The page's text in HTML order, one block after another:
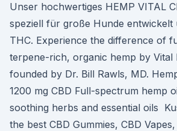
Unser hochwertiges HEMP VITAL
speziell für große Hunde entwickelt
THC. Experience the difference of
terpene-rich, organic hemp by Vital
founded by Dr. Bill Rawls, MD.
1200 mg CBD Full-spectrum hemp
soothing herbs and essential oils
the best CBD Gummies, CBD Vapes,